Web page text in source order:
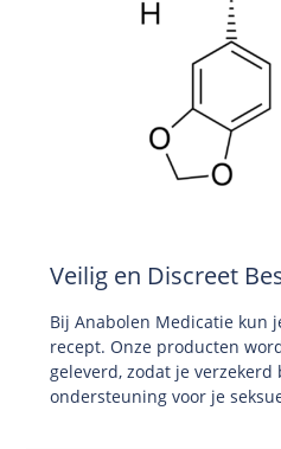
Veilig en Discreet
Bij Anabolen Medicatie kun
recept. Onze producten
geleverd, zodat je
ondersteuning voor je